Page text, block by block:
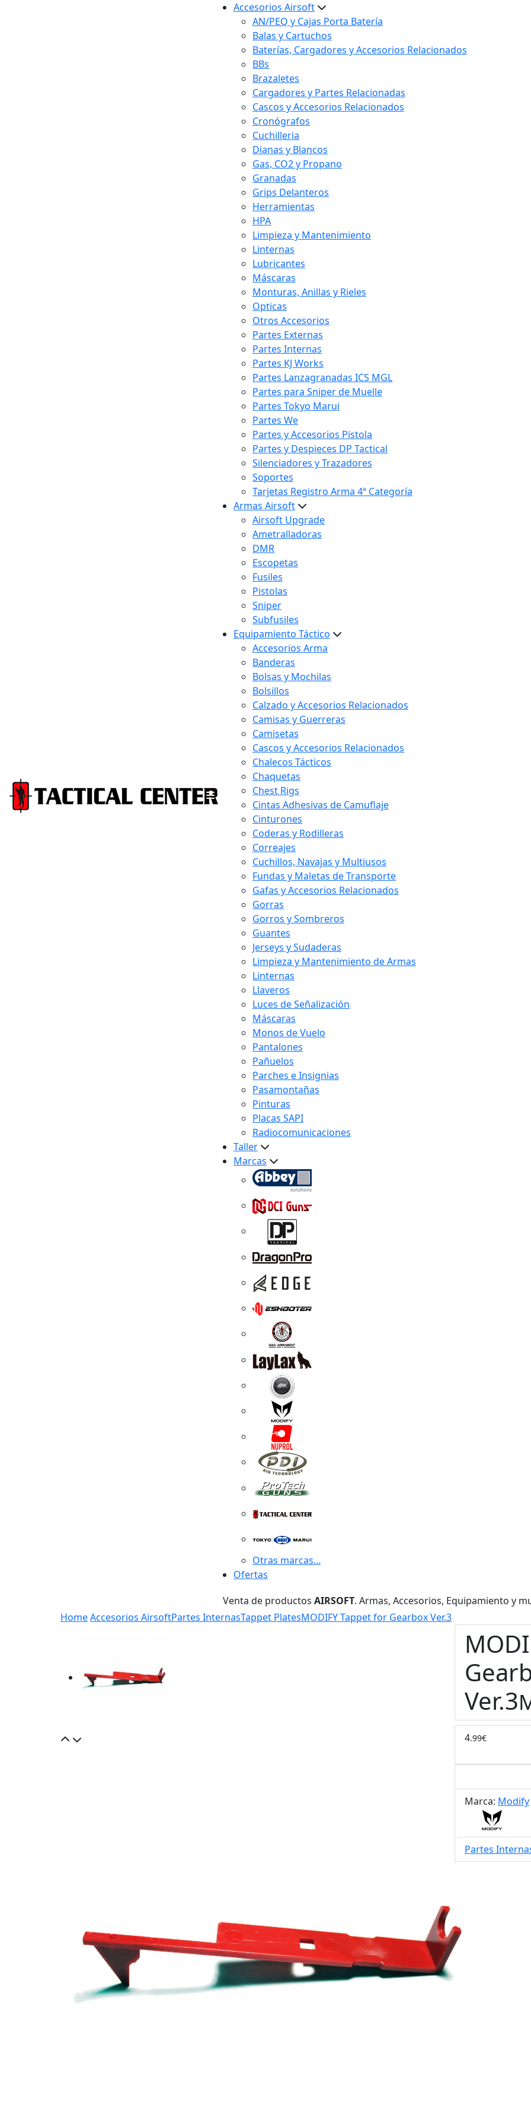
Accesorios Airsoft
AN/PEQ y Cajas Porta Batería
Balas y Cartuchos
Baterías, Cargadores y Accesorios Relacionados
BBs
Brazaletes
Cargadores y Partes Relacionadas
Cascos y Accesorios Relacionados
Cronógrafos
Cuchilleria
Dianas y Blancos
Gas, CO2 y Propano
Granadas
Grips Delanteros
Herramientas
HPA
Limpieza y Mantenimiento
Linternas
Lubricantes
Máscaras
Monturas, Anillas y Rieles
Opticas
Otros Accesorios
Partes Externas
Partes Internas
Partes KJ Works
Partes Lanzagranadas ICS MGL
Partes para Sniper de Muelle
Partes Tokyo Marui
Partes We
Partes y Accesorios Pistola
Partes y Despieces DP Tactical
Silenciadores y Trazadores
Soportes
Tarjetas Registro Arma 4ª Categoría
Armas Airsoft
Airsoft Upgrade
Ametralladoras
DMR
Escopetas
Fusiles
Pistolas
Sniper
Subfusiles
Equipamiento Táctico
Accesorios Arma
Banderas
Bolsas y Mochilas
Bolsillos
Calzado y Accesorios Relacionados
Camisas y Guerreras
Camisetas
Cascos y Accesorios Relacionados
Chalecos Tácticos
Chaquetas
Chest Rigs
Cintas Adhesivas de Camuflaje
Cinturones
Coderas y Rodilleras
Correajes
Cuchillos, Navajas y Multiusos
Fundas y Maletas de Transporte
Gafas y Accesorios Relacionados
Gorras
Gorros y Sombreros
Guantes
Jerseys y Sudaderas
Limpieza y Mantenimiento de Armas
Linternas
Llaveros
Luces de Señalización
Máscaras
Monos de Vuelo
Pantalones
Pañuelos
Parches e Insignias
Pasamontañas
Pinturas
Placas SAPI
Radiocomunicaciones
Taller
Marcas
Otras marcas...
Ofertas
Venta de productos AIRSOFT. Armas, Accesorios, Equipamiento y
HomeAccesorios AirsoftPartes InternasTappet PlatesMODIFY Tappet for Gearbox Ver.3
Ver.3
4.99€
Marca: Modify
Partes